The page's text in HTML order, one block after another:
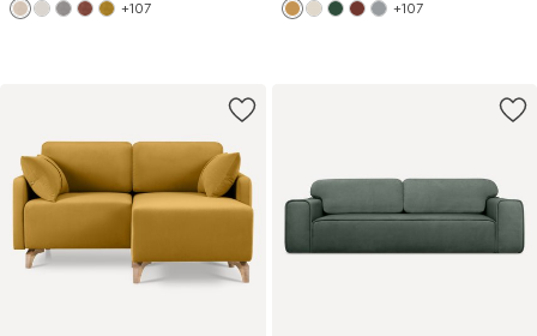
+107 +107